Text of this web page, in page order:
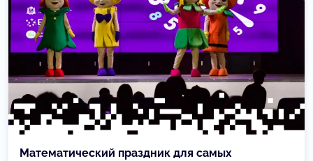
Математический праздник для самых